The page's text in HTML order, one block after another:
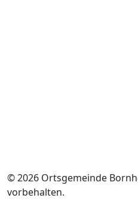
© 2026 Ortsgemeinde
vorbehalten.